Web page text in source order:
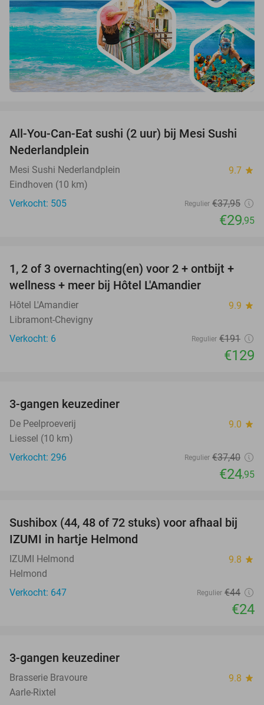
21%
All-You-Can-Eat sushi (2 uur) bij Mesi Sushi
Nederlandplein
Mesi Sushi Nederlandplein 9.7 star
Eindhoven (10 km)
Verkocht: 505
Regulier €37,95
€29,95
32%
TODAY
1, 2 of 3 overnachting(en) voor 2 + ontbijt +
wellness + meer bij Hôtel L'Amandier
Hôtel L'Amandier 9.9 star
Libramont-Chevigny
Verkocht: 6
Regulier €191
€129
3-gangen keuzediner
De Peelproeverij 9.0 star
Liessel (10 km)
Verkocht: 296
Regulier €37,40
€24,95
45%
Sushibox (44, 48 of 72 stuks) voor afhaal bij
IZUMI in hartje Helmond
IZUMI Helmond 9.8 star
Helmond
Verkocht: 647
Regulier €44
€24
3-gangen keuzediner
Brasserie Bravoure 9.8 star
Aarle-Rixtel